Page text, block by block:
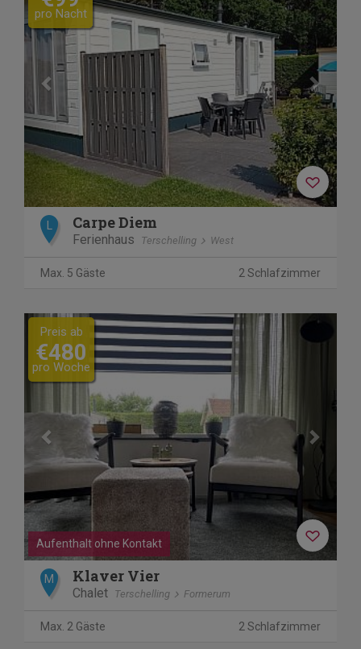
pro Nacht
L Carpe Diem
Ferienhaus Terschelling West
Max. 5 Gäste 2 Schlafzimmer
Previous Next
Aufenthalt ohne Kontakt
Preis ab
€480
pro Woche
M Klaver Vier
Chalet Terschelling Formerum
Max. 2 Gäste 2 Schlafzimmer